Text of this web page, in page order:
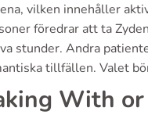
vilken innehåller
föredrar att ta
stunder. Andra
tillfällen. Valet
With